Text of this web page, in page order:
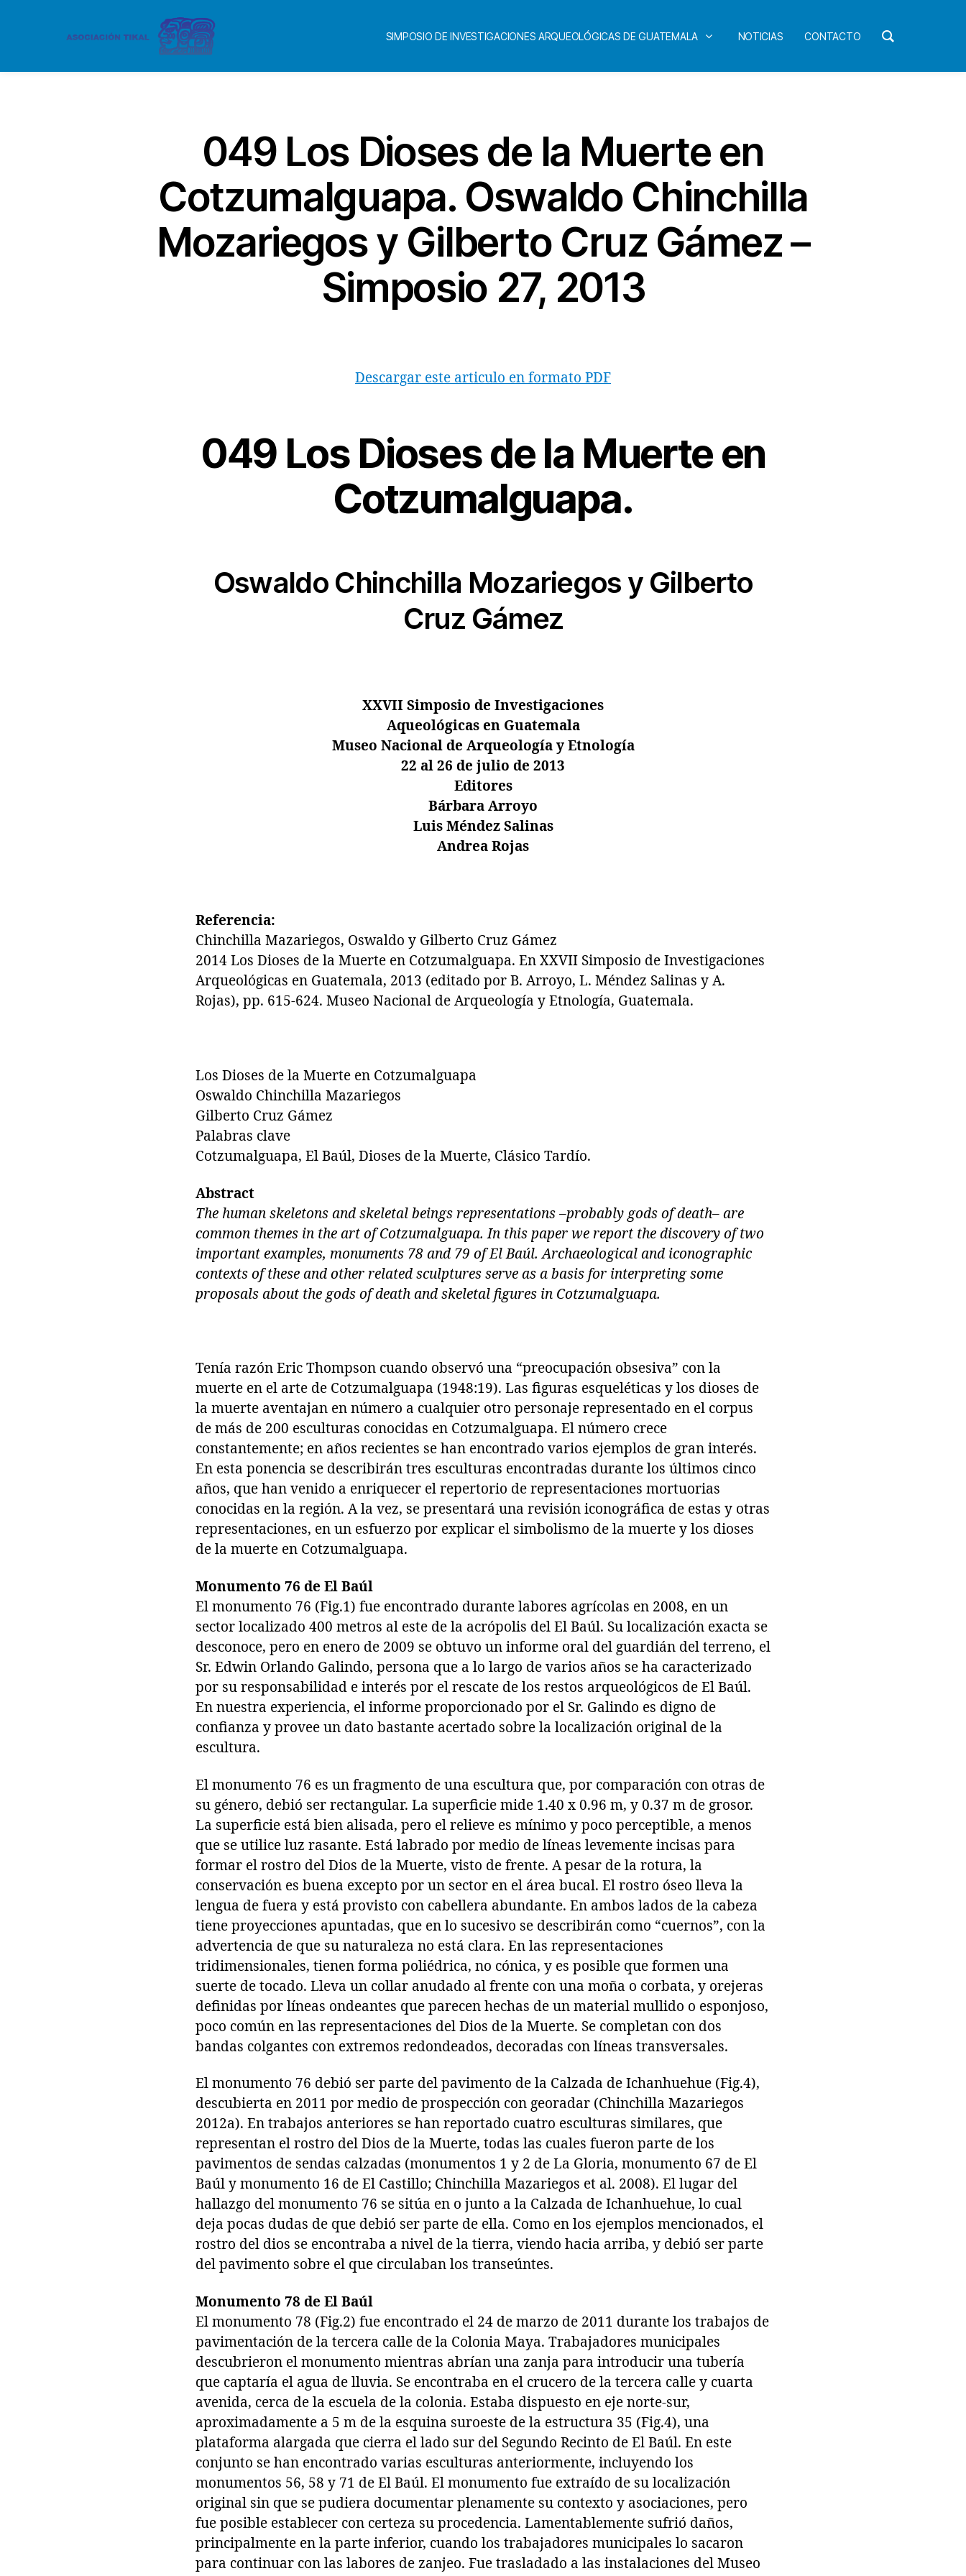
SIMPOSIO DE INVESTIGACIONES ARQUEOLÓGICAS DE GUATEMALA NOTICIAS CONTACTO
049 Los Dioses de la Muerte en
Cotzumalguapa. Oswaldo Chinchilla
Mozariegos y Gilberto Cruz Gámez –
Simposio 27, 2013
Descargar este articulo en formato PDF
049 Los Dioses de la Muerte en
Cotzumalguapa.
Oswaldo Chinchilla Mozariegos y Gilberto
Cruz Gámez
XXVII Simposio de Investigaciones
Aqueológicas en Guatemala
Museo Nacional de Arqueología y Etnología
22 al 26 de julio de 2013
Editores
Bárbara Arroyo
Luis Méndez Salinas
Andrea Rojas
Referencia:
Chinchilla Mazariegos, Oswaldo y Gilberto Cruz Gámez
2014 Los Dioses de la Muerte en Cotzumalguapa. En XXVII Simposio de Investigaciones
Arqueológicas en Guatemala, 2013 (editado por B. Arroyo, L. Méndez Salinas y A.
Rojas), pp. 615-624. Museo Nacional de Arqueología y Etnología, Guatemala.
Los Dioses de la Muerte en Cotzumalguapa
Oswaldo Chinchilla Mazariegos
Gilberto Cruz Gámez
Palabras clave
Cotzumalguapa, El Baúl, Dioses de la Muerte, Clásico Tardío.
Abstract
The human skeletons and skeletal beings representations –probably gods of death– are
common themes in the art of Cotzumalguapa. In this paper we report the discovery of two
important examples, monuments 78 and 79 of El Baúl. Archaeological and iconographic
contexts of these and other related sculptures serve as a basis for interpreting some
proposals about the gods of death and skeletal figures in Cotzumalguapa.
Tenía razón Eric Thompson cuando observó una “preocupación obsesiva” con la
muerte en el arte de Cotzumalguapa (1948:19). Las figuras esqueléticas y los dioses de
la muerte aventajan en número a cualquier otro personaje representado en el corpus
de más de 200 esculturas conocidas en Cotzumalguapa. El número crece
constantemente; en años recientes se han encontrado varios ejemplos de gran interés.
En esta ponencia se describirán tres esculturas encontradas durante los últimos cinco
años, que han venido a enriquecer el repertorio de representaciones mortuorias
conocidas en la región. A la vez, se presentará una revisión iconográfica de estas y otras
representaciones, en un esfuerzo por explicar el simbolismo de la muerte y los dioses
de la muerte en Cotzumalguapa.
Monumento 76 de El Baúl
El monumento 76 (Fig.1) fue encontrado durante labores agrícolas en 2008, en un
sector localizado 400 metros al este de la acrópolis del El Baúl. Su localización exacta se
desconoce, pero en enero de 2009 se obtuvo un informe oral del guardián del terreno, el
Sr. Edwin Orlando Galindo, persona que a lo largo de varios años se ha caracterizado
por su responsabilidad e interés por el rescate de los restos arqueológicos de El Baúl.
En nuestra experiencia, el informe proporcionado por el Sr. Galindo es digno de
confianza y provee un dato bastante acertado sobre la localización original de la
escultura.
El monumento 76 es un fragmento de una escultura que, por comparación con otras de
su género, debió ser rectangular. La superficie mide 1.40 x 0.96 m, y 0.37 m de grosor.
La superficie está bien alisada, pero el relieve es mínimo y poco perceptible, a menos
que se utilice luz rasante. Está labrado por medio de líneas levemente incisas para
formar el rostro del Dios de la Muerte, visto de frente. A pesar de la rotura, la
conservación es buena excepto por un sector en el área bucal. El rostro óseo lleva la
lengua de fuera y está provisto con cabellera abundante. En ambos lados de la cabeza
tiene proyecciones apuntadas, que en lo sucesivo se describirán como “cuernos”, con la
advertencia de que su naturaleza no está clara. En las representaciones
tridimensionales, tienen forma poliédrica, no cónica, y es posible que formen una
suerte de tocado. Lleva un collar anudado al frente con una moña o corbata, y orejeras
definidas por líneas ondeantes que parecen hechas de un material mullido o esponjoso,
poco común en las representaciones del Dios de la Muerte. Se completan con dos
bandas colgantes con extremos redondeados, decoradas con líneas transversales.
El monumento 76 debió ser parte del pavimento de la Calzada de Ichanhuehue (Fig.4),
descubierta en 2011 por medio de prospección con georadar (Chinchilla Mazariegos
2012a). En trabajos anteriores se han reportado cuatro esculturas similares, que
representan el rostro del Dios de la Muerte, todas las cuales fueron parte de los
pavimentos de sendas calzadas (monumentos 1 y 2 de La Gloria, monumento 67 de El
Baúl y monumento 16 de El Castillo; Chinchilla Mazariegos et al. 2008). El lugar del
hallazgo del monumento 76 se sitúa en o junto a la Calzada de Ichanhuehue, lo cual
deja pocas dudas de que debió ser parte de ella. Como en los ejemplos mencionados, el
rostro del dios se encontraba a nivel de la tierra, viendo hacia arriba, y debió ser parte
del pavimento sobre el que circulaban los transeúntes.
Monumento 78 de El Baúl
El monumento 78 (Fig.2) fue encontrado el 24 de marzo de 2011 durante los trabajos de
pavimentación de la tercera calle de la Colonia Maya. Trabajadores municipales
descubrieron el monumento mientras abrían una zanja para introducir una tubería
que captaría el agua de lluvia. Se encontraba en el crucero de la tercera calle y cuarta
avenida, cerca de la escuela de la colonia. Estaba dispuesto en eje norte-sur,
aproximadamente a 5 m de la esquina suroeste de la estructura 35 (Fig.4), una
plataforma alargada que cierra el lado sur del Segundo Recinto de El Baúl. En este
conjunto se han encontrado varias esculturas anteriormente, incluyendo los
monumentos 56, 58 y 71 de El Baúl. El monumento fue extraído de su localización
original sin que se pudiera documentar plenamente su contexto y asociaciones, pero
fue posible establecer con certeza su procedencia. Lamentablemente sufrió daños,
principalmente en la parte inferior, cuando los trabajadores municipales lo sacaron
para continuar con las labores de zanjeo. Fue trasladado a las instalaciones del Museo